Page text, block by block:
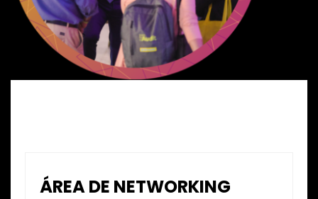
ÁREA DE NETWORKING